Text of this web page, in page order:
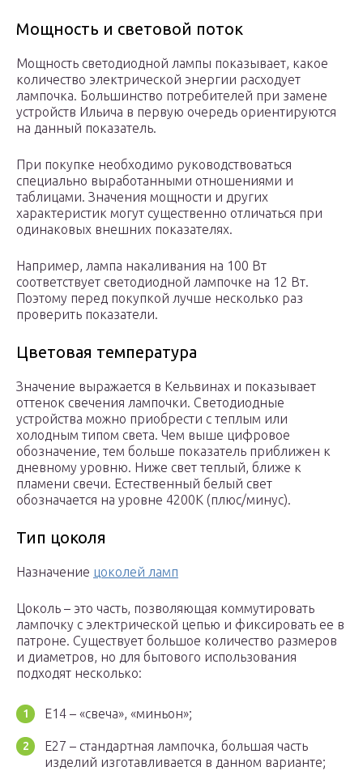
Мощность и световой поток
Мощность светодиодной лампы показывает, какое
количество электрической энергии расходует
лампочка. Большинство потребителей при замене
устройств Ильича в первую очередь ориентируются
на данный показатель.
При покупке необходимо руководствоваться
специально выработанными отношениями и
таблицами. Значения мощности и других
характеристик могут существенно отличаться при
одинаковых внешних показателях.
Например, лампа накаливания на 100 Вт
соответствует светодиодной лампочке на 12 Вт.
Поэтому перед покупкой лучше несколько раз
проверить показатели.
Цветовая температура
Значение выражается в Кельвинах и показывает
оттенок свечения лампочки. Светодиодные
устройства можно приобрести с теплым или
холодным типом света. Чем выше цифровое
обозначение, тем больше показатель приближен к
дневному уровню. Ниже свет теплый, ближе к
пламени свечи. Естественный белый свет
обозначается на уровне 4200К (плюс/минус).
Тип цоколя
Назначение цоколей ламп
Цоколь – это часть, позволяющая коммутировать
лампочку с электрической цепью и фиксировать ее в
патроне. Существует большое количество размеров
и диаметров, но для бытового использования
подходят несколько:
Е14 – «свеча», «миньон»;
Е27 – стандартная лампочка, большая часть
изделий изготавливается в данном варианте;